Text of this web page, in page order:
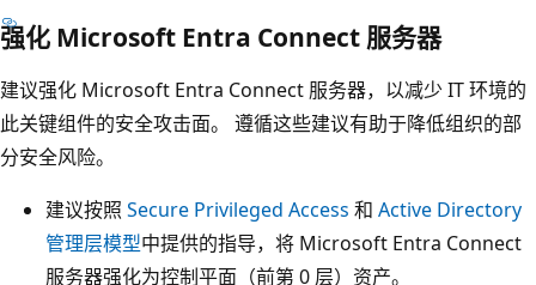
强化 Microsoft Entra Connect 服务器
建议强化 Microsoft Entra Connect 服务器，以减少 IT 环境的
此关键组件的安全攻击面。 遵循这些建议有助于降低组织的部
分安全风险。
建议按照 Secure Privileged Access 和 Active Directory
管理层模型中提供的指导，将 Microsoft Entra Connect
服务器强化为控制平面（前第 0 层）资产。